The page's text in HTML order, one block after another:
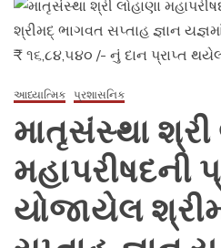
કેન્દ્ર
અંતર્ગત
નો
પૂર્ણાહુતિ
પ્રસંગ
રવિવાર
૧૮
જુલાઈ
૨૦૨૧
આધ્યાત્મિક પ્રશાસનિક
માતૃસંસ્થા શ્રી
મહાપરીષદની
યોજાયેલ